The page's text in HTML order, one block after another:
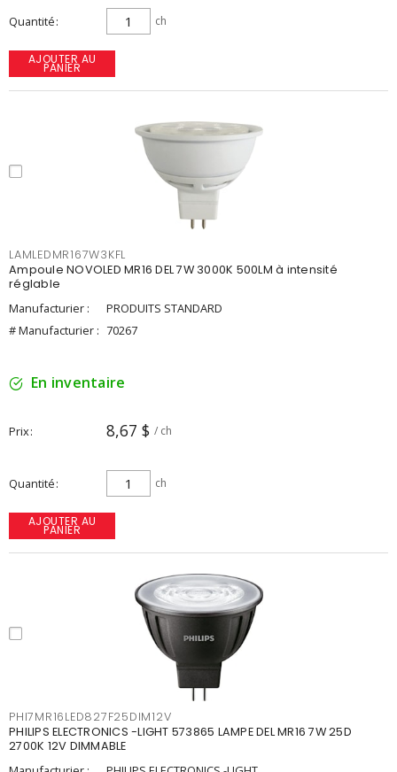
Quantité ch
AJOUTER AU
PANIER
LAMLEDMR167W3KFL
Ampoule NOVOLED MR16 DEL 7W 3000K 500LM à intensité
réglable
Manufacturier :
PRODUITS STANDARD
# Manufacturier : 70267
En inventaire
Prix 8,67 $ / ch
Quantité ch
AJOUTER AU
PANIER
PHI7MR16LED827F25DIM12V
PHILIPS ELECTRONICS -LIGHT 573865 LAMPE DEL MR16 7W 25D
2700K 12V DIMMABLE